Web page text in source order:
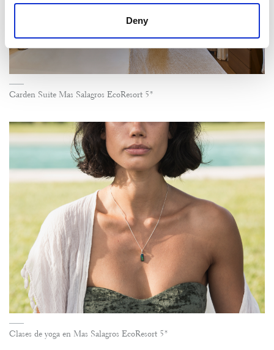
Deny
Garden Suite Mas Salagros EcoResort 5*
Clases de yoga en Mas Salagros EcoResort 5*